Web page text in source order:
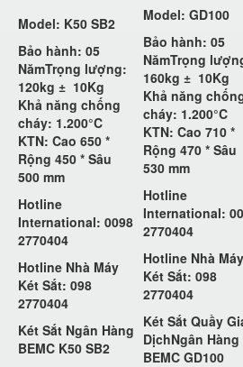
Model: K50 SB2
Bảo hành: 05
NămTrọng lượng:
120kg ± 10Kg
Khả năng chống
cháy: 1.200°C
KTN: Cao 650 *
Rộng 450 * Sâu
500 mm
Hotline
International: 0098
2770404
Hotline Nhà Máy
Két Sắt: 098
2770404
Két Sắt Ngân Hàng
BEMC K50 SB2
Model: GD100
Bảo hành: 05
NămTrọng
160kg ± 10Kg
Khả năng
cháy: 1.200°C
KTN: Cao 710 *
Rộng 470 * Sâu
530 mm
Hotline
International:
2770404
Hotline Nhà Máy
Két Sắt: 098
2770404
Két Sắt Quầy
DịchNgân Hàng
BEMC GD100